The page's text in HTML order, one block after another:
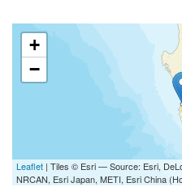
+
−
Leaflet | Tiles © Esri — Source: Esri,
NRCAN, Esri Japan, METI, Esri China